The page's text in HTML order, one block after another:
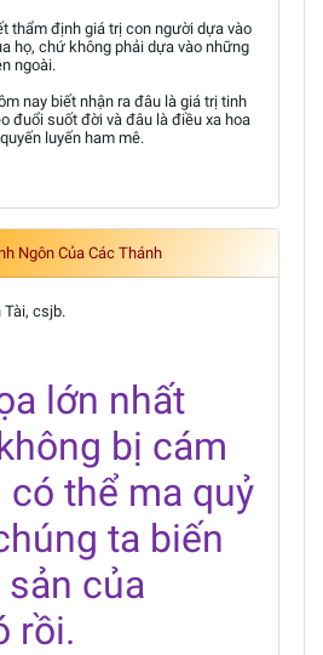
thẩm định giá trị con người dựa vào
họ, chứ không phải dựa vào những
ngoài.
nay biết nhận ra đâu là giá trị tinh
đuổi suốt đời và đâu là điều xa hoa
luyến ham mê.
Ngôn Của Các Thánh
Tài, csjb.
lớn nhất
bị cám
có thể ma quỷ
ta biến
của
rồi.